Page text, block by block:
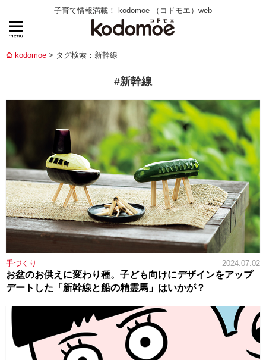
子育て情報満載！ kodomoe （コドモエ）web
kodomoe タグ検索：新幹線
#新幹線
手づくり 2024.07.02
お盆のお供えに変わり種。子ども向けにデザインをアップ
デートした「新幹線と船の精霊馬」はいかが？